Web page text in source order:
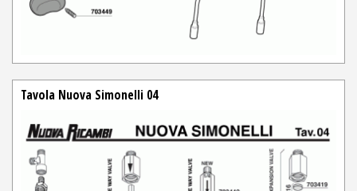
Tavola Nuova Simonelli 04